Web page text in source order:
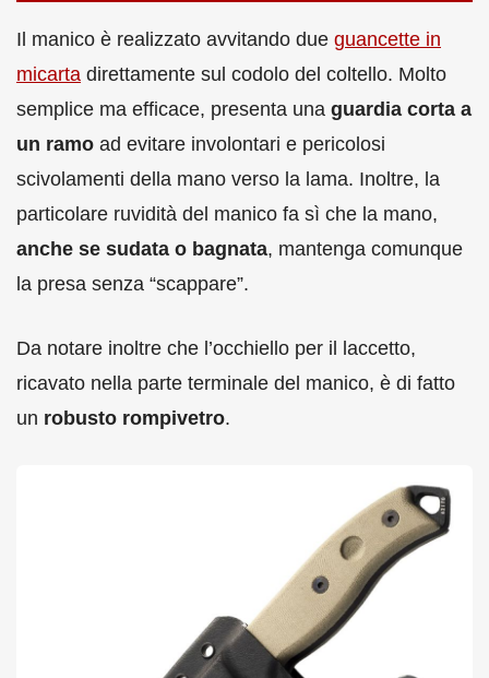
Il manico è realizzato avvitando due guancette in
micarta direttamente sul codolo del coltello. Molto
semplice ma efficace, presenta una guardia corta a
un ramo ad evitare involontari e pericolosi
scivolamenti della mano verso la lama. Inoltre, la
particolare ruvidità del manico fa sì che la mano,
anche se sudata o bagnata, mantenga comunque
la presa senza “scappare”.
Da notare inoltre che l’occhiello per il laccetto,
ricavato nella parte terminale del manico, è di fatto
un robusto rompivetro.